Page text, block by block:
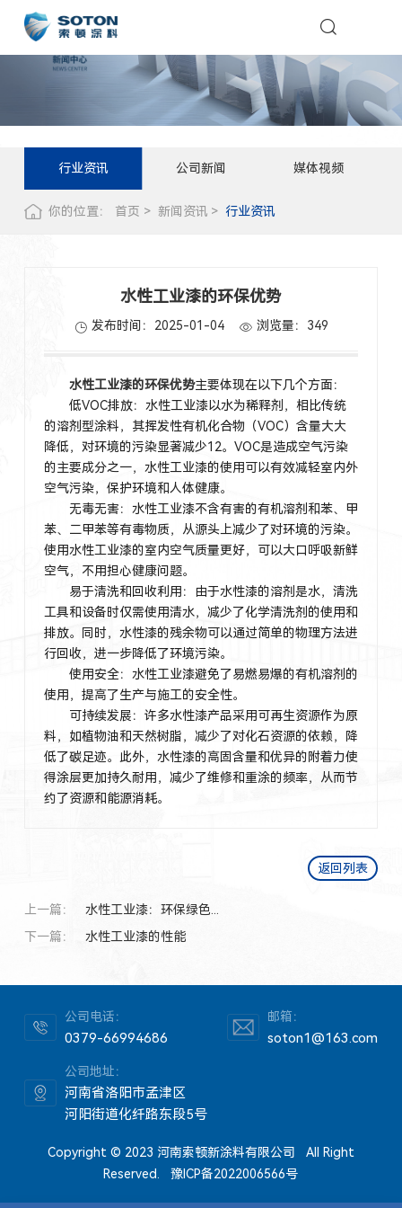
行业资讯 公司新闻 媒体视频
你的位置： 首页 新闻资讯 行业资讯
水性工业漆的环保优势
发布时间：2025-01-04 浏览量： 349
水性工业漆的环保优势主要体现在以下几个方面‌：
‌低VOC排放‌：水性工业漆以水为稀释剂，相比传统
的溶剂型涂料，其挥发性有机化合物（VOC）含量大大
降低，对环境的污染显著减少‌12。VOC是造成空气污染
的主要成分之一，水性工业漆的使用可以有效减轻室内外
空气污染，保护环境和人体健康‌。
‌无毒无害‌：水性工业漆不含有害的有机溶剂和苯、甲
苯、二甲苯等有毒物质，从源头上减少了对环境的污染。
使用水性工业漆的室内空气质量更好，可以大口呼吸新鲜
空气，不用担心健康问题‌。
‌易于清洗和回收利用‌：由于水性漆的溶剂是水，清洗
工具和设备时仅需使用清水，减少了化学清洗剂的使用和
排放。同时，水性漆的残余物可以通过简单的物理方法进
行回收，进一步降低了环境污染‌。
‌使用安全‌：水性工业漆避免了易燃易爆的有机溶剂的
使用，提高了生产与施工的安全性‌。
‌可持续发展‌：许多水性漆产品采用可再生资源作为原
料，如植物油和天然树脂，减少了对化石资源的依赖，降
低了碳足迹。此外，水性漆的高固含量和优异的附着力使
得涂层更加持久耐用，减少了维修和重涂的频率，从而节
约了资源和能源消耗‌。
返回列表
上一篇：
水性工业漆：环保绿色...
下一篇：
水性工业漆的性能
公司电话：
0379-66994686
邮箱：
soton1@163.com
公司地址：
河南省洛阳市孟津区
河阳街道化纤路东段5号
Copyright © 2023 河南索顿新涂料有限公司 All Right
Reserved.豫ICP备2022006566号